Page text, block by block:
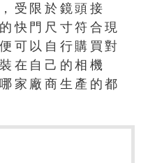
受限於鏡頭接
快門尺寸符合現
可以自行購買對
在自己的相機
家廠商生產的都